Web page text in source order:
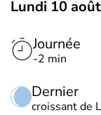
Lundi 10 août
Journée
-2 min
Dernier
croissant de